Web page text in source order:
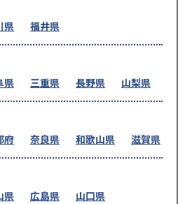
県 福井県
県 三重県 長野県 山梨県
府 奈良県 和歌山県 滋賀県
県 広島県 山口県